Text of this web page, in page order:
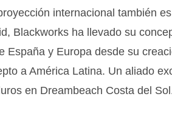
internacional también
Blackworks ha llevado su
España y Europa desde su
a América Latina. Un aliado
en Dreambeach Costa del